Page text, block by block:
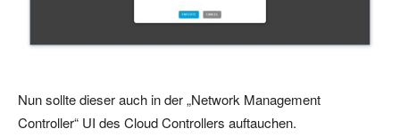
Nun sollte dieser auch in der „Network Management
Controller“ UI des Cloud Controllers auftauchen.